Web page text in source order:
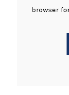
browser